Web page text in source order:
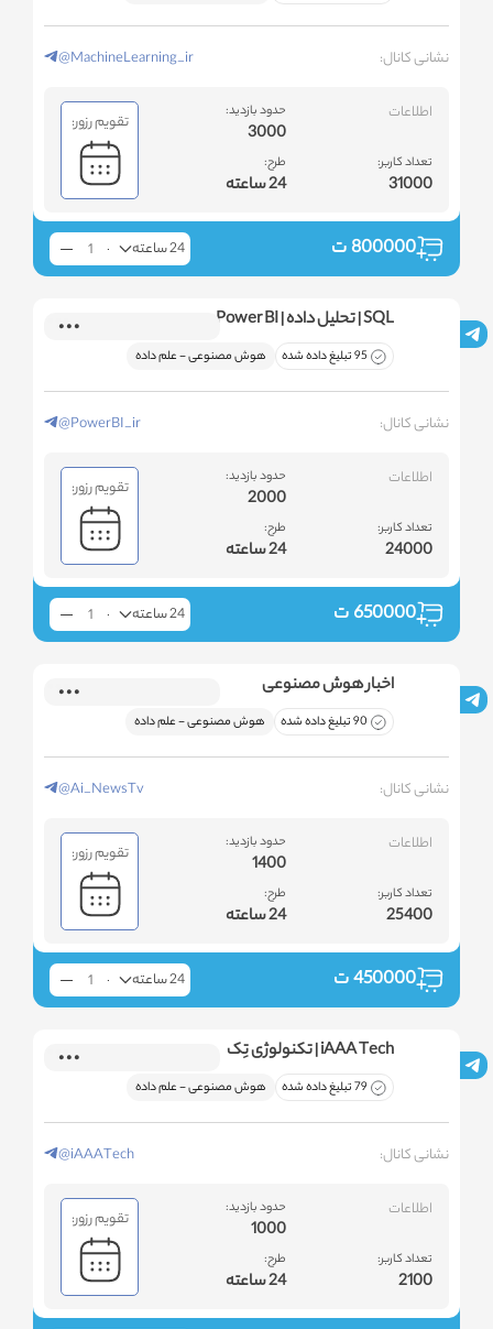
نشانی کانال: @MachineLearning_ir
اطلاعات
تعداد کاربر:
31000
حدود بازدید:
3000
طرح:
24 ساعته
تقویم رزور:
800000ت 24 ساعته
SQL | تحلیل داده | Power BI
95 تبلیغ داده شده هوش مصنوعی - علم داده
نشانی کانال: @PowerBI_ir
اطلاعات
تعداد کاربر:
24000
حدود بازدید:
2000
طرح:
24 ساعته
تقویم رزور:
650000ت 24 ساعته
اخبار هوش مصنوعی
90 تبلیغ داده شده هوش مصنوعی - علم داده
نشانی کانال: @Ai_NewsTv
اطلاعات
تعداد کاربر:
25400
حدود بازدید:
1400
طرح:
24 ساعته
تقویم رزور:
450000ت 24 ساعته
iAAA Tech | تکنولوژی تِک
79 تبلیغ داده شده هوش مصنوعی - علم داده
نشانی کانال: @iAAATech
اطلاعات
تعداد کاربر:
2100
حدود بازدید:
1000
طرح:
24 ساعته
تقویم رزور: